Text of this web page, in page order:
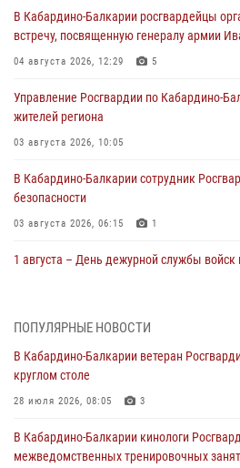
В Кабардино-Балкарии росгвардейцы
встречу, посвященную генералу армии
04 августа 2026, 12:29 5
Управление Росгвардии по Кабардино-
жителей региона
03 августа 2026, 10:05
В Кабардино‑Балкарии сотрудник
безопасности
03 августа 2026, 06:15 1
1 августа – День дежурной службы
мировой войне 1914-1918 годов
01 августа 2026, 07:30
поздравил специалистов подразделений
праздником
ПОПУЛЯРНЫЕ НОВОСТИ
В Кабардино-Балкарии ветеран
круглом столе
28 июля 2026, 08:05 3
В Кабардино-Балкарии кинологи
межведомственных тренировочных